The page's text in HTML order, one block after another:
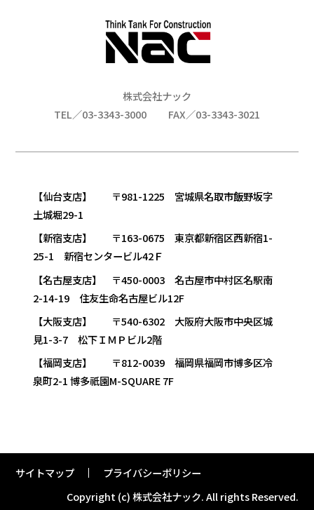
株式会社ナック
TEL／03-3343-3000
FAX／03-3343-3021
【仙台支店】 〒981-1225 宮城県名取市飯野坂字
土城堀29-1
【新宿支店】 〒163-0675 東京都新宿区西新宿1-
25-1 新宿センタービル42Ｆ
【名古屋支店】 〒450-0003 名古屋市中村区名駅南
2-14-19 住友生命名古屋ビル12F
【大阪支店】 〒540-6302 大阪府大阪市中央区城
見1-3-7 松下ＩＭＰビル2階
【福岡支店】 〒812-0039 福岡県福岡市博多区冷
泉町2-1 博多祇園M-SQUARE 7F
サイトマップ
プライバシーポリシー
Copyright (c) 株式会社ナック.All rights Reserved.